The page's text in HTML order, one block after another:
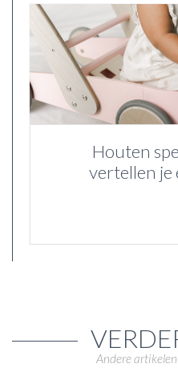
Houten
vertellen je
Andere